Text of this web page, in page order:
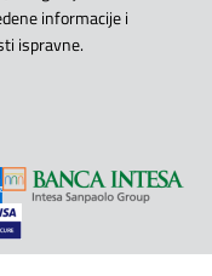
informacije i
ispravne.